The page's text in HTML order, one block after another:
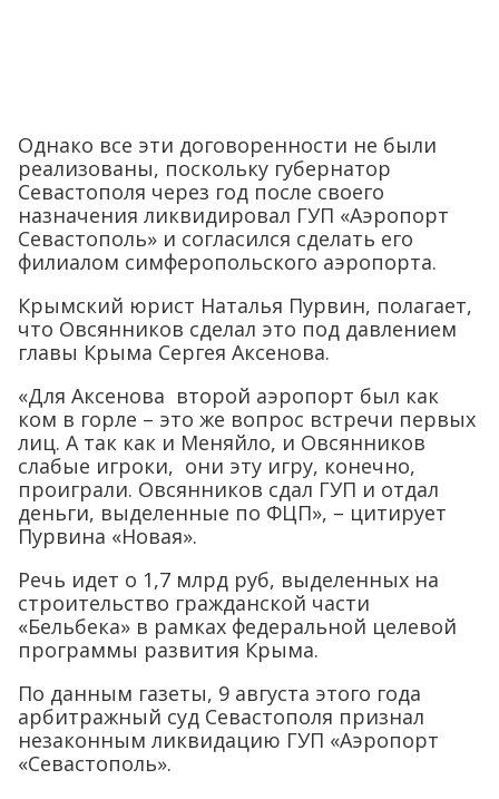
Однако все эти договоренности не были
реализованы, поскольку губернатор
Севастополя через год после своего
назначения ликвидировал ГУП «Аэропорт
Севастополь» и согласился сделать его
филиалом симферопольского аэропорта.
Крымский юрист Наталья Пурвин, полагает,
что Овсянников сделал это под давлением
главы Крыма Сергея Аксенова.
«Для Аксенова второй аэропорт был как
ком в горле – это же вопрос встречи первых
лиц. А так как и Меняйло, и Овсянников
слабые игроки, они эту игру, конечно,
проиграли. Овсянников сдал ГУП и отдал
деньги, выделенные по ФЦП», – цитирует
Пурвина «Новая».
Речь идет о 1,7 млрд руб, выделенных на
строительство гражданской части
«Бельбека» в рамках федеральной целевой
программы развития Крыма.
По данным газеты, 9 августа этого года
арбитражный суд Севастополя признал
незаконным ликвидацию ГУП «Аэропорт
«Севастополь».